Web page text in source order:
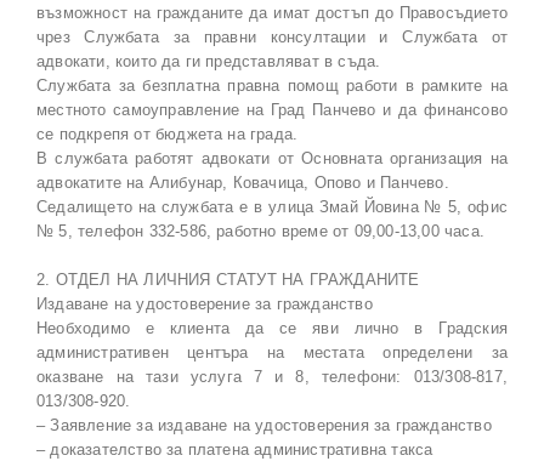
възможност на гражданите да имат достъп до Правосъдието
чрез Службата за правни консултации и Службата от
адвокати, които да ги представляват в съда.
Службата за безплатна правна помощ работи в рамките на
местното самоуправление на Град Панчево и да финансово
се подкрепя от бюджета на града.
В службата работят адвокати от Основната организация на
адвокатите на Алибунар, Ковачица, Опово и Панчево.
Седалището на службата е в улица Змай Йовина № 5, офис
№ 5, телефон 332-586, работно време от 09,00-13,00 часа.
2. ОТДЕЛ НА ЛИЧНИЯ СТАТУТ НА ГРАЖДАНИТЕ
Издаване на удостоверение за гражданство
Необходимо е клиента да се яви лично в Градския
административен центъра на местата определени за
оказване на тази услуга 7 и 8, телефони: 013/308-817,
013/308-920.
– Заявление за издаване на удостоверения за гражданство
– доказателство за платена административна такса